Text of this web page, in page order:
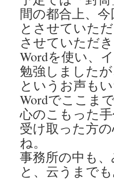
間の都合上、
とさせていた
させていただき
Wordを使い、
勉強しました
というお声も
Wordでここま
心のこもった
受け取った方
ね。
事務所の中も
と、云うまでも